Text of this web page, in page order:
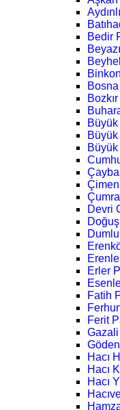
Bedir
Devri
Erler
Fatih
Ferit
Hacı
Hacı
Hacı